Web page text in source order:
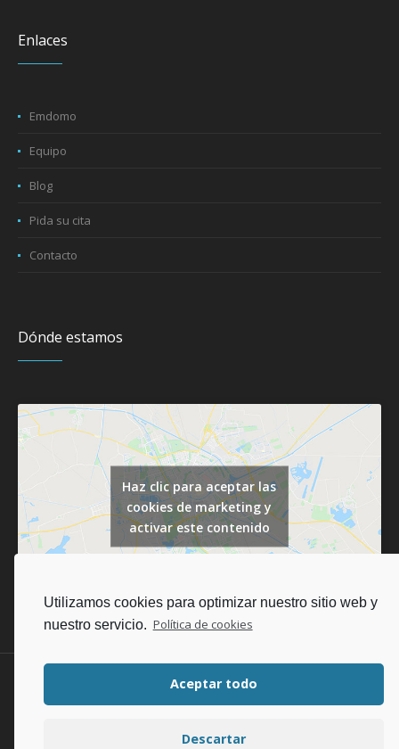
Utilizamos cookies para optimizar nuestro sitio web y
nuestro servicio.
Política de cookies
Aceptar todo
Descartar
Enlaces
Emdomo
Equipo
Blog
Pida su cita
Contacto
Dónde estamos
Haz clic para aceptar las
cookies de marketing y
activar este contenido
Aviso legal
Política de cookies
Diseño web en Barcelona